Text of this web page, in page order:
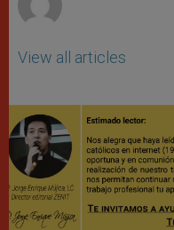
View all articles